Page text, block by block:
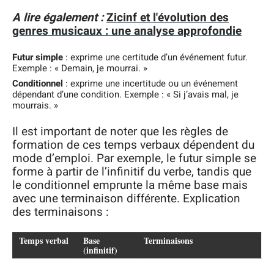
A lire également :Zicinf et l'évolution des
genres musicaux : une analyse approfondie
Futur simple : exprime une certitude d’un événement futur.
Exemple : « Demain, je mourrai. »
Conditionnel : exprime une incertitude ou un événement
dépendant d’une condition. Exemple : « Si j’avais mal, je
mourrais. »
Il est important de noter que les règles de
formation de ces temps verbaux dépendent du
mode d’emploi. Par exemple, le futur simple se
forme à partir de l’infinitif du verbe, tandis que
le conditionnel emprunte la même base mais
avec une terminaison différente. Explication
des terminaisons :
Temps verbal Base
(infinitif)
Terminaisons